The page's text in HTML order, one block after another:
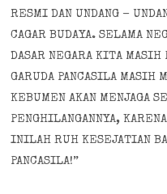
RESMI DAN UNDANG –
CAGAR BUDAYA. SELAMA
DASAR NEGARA KITA MASIH
GARUDA PANCASILA MASIH
KEBUMEN AKAN MENJAGA
PENGHILANGANNYA,
INILAH RUH KESEJATIAN
PANCASILA!”